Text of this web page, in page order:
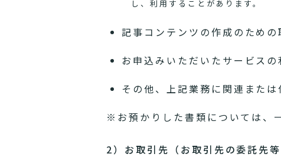
し、利用することがあります。
記事コンテンツの作成のため
お申込みいただいたサービス
その他、上記業務に関連また
※お預かりした書類については、
2）お取引先（お取引先の委託先